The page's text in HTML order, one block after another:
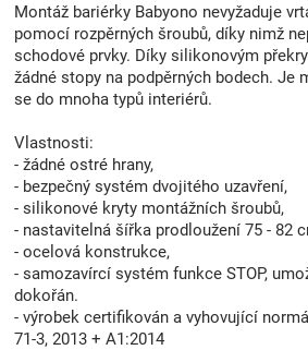
Montáž bariérky Babyono nevyžaduje
pomocí rozpěrných šroubů, díky nimž
schodové prvky. Díky silikonovým
žádné stopy na podpěrných bodech. Je
se do mnoha typů interiérů.
Vlastnosti:
- žádné ostré hrany,
- bezpečný systém dvojitého uzavření,
- silikonové kryty montážních šroubů,
- nastavitelná šířka prodloužení 75 - 82
- ocelová konstrukce,
- samozavírcí systém funkce STOP,
dokořán.
- výrobek certifikován a vyhovující
71-3, 2013 + A1:2014